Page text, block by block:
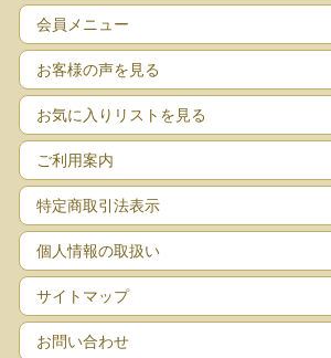
会員メニュー
お客様の声を見る
お気に入りリストを見る
ご利用案内
特定商取引法表示
個人情報の取扱い
サイトマップ
お問い合わせ